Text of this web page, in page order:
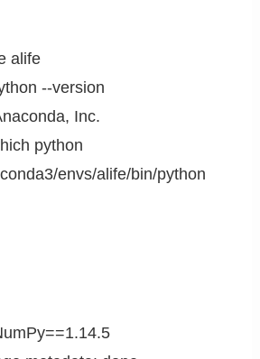
alife
--version
Inc.
python
envs/alife/bin/python